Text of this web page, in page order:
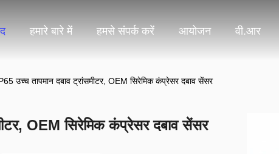
हमारे बारे में हमसे संपर्क करें आयोजन वी.आर
उच्च तापमान दबाव ट्रांसमीटर, OEM सिरेमिक कंप्रेसर दबाव सेंसर
OEM सिरेमिक कंप्रेसर दबाव सेंसर